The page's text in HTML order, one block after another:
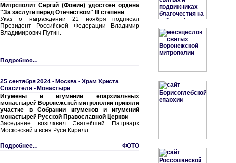
Митрополит Сергий (Фомин) удостоен ордена
"За заслуги перед Отечеством" III степени
Указ о награждении 21 ноября подписал
Президент Российской Федерации Владимир
Владимирович Путин.
Подробнее...
25 сентября 2024 • Москва • Храм Христа
Спасителя • Монастыри
Игумены и игумении епархиальных
монастырей Воронежской митрополии приняли
участие в Собрании игуменов и игумений
монастырей Русской Православной Церкви
Заседание возглавил Святейший Патриарх
Московский и всея Руси Кирилл.
Подробнее... ФОТО